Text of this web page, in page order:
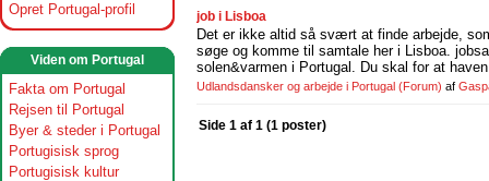
Opret Portugal-profil
Viden om Portugal
Fakta om Portugal
Rejsen til Portugal
Byer & steder i Portugal
Portugisisk sprog
Portugisisk kultur
job i Lisboa
Det er ikke altid så svært at finde arbejde,
søge og komme til samtale her i Lisboa.
solen&varmen i Portugal. Du skal for at
Udlandsdansker og arbejde i Portugal (Forum) af
Side 1 af 1 (1 poster)